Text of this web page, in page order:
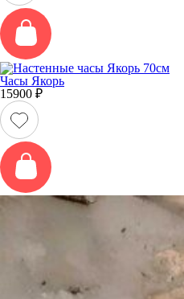
Часы Якорь
15900 ₽